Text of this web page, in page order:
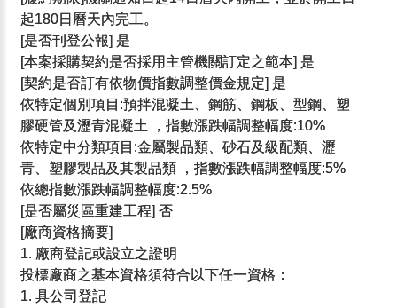
起180日曆天內完工。
[是否刊登公報] 是
[本案採購契約是否採用主管機關訂定之範本] 是
[契約是否訂有依物價指數調整價金規定] 是
依特定個別項目:預拌混凝土、鋼筋、鋼板、型鋼、塑
膠硬管及瀝青混凝土 ，指數漲跌幅調整幅度:10%
依特定中分類項目:金屬製品類、砂石及級配類、瀝
青、塑膠製品及其製品類 ，指數漲跌幅調整幅度:5%
依總指數漲跌幅調整幅度:2.5%
[是否屬災區重建工程] 否
[廠商資格摘要]
1. 廠商登記或設立之證明
投標廠商之基本資格須符合以下任一資格：
1. 具公司登記